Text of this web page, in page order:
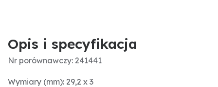
Opis i specyfikacja
Nr porównawczy: 241441
Wymiary (mm): 29,2 x 3